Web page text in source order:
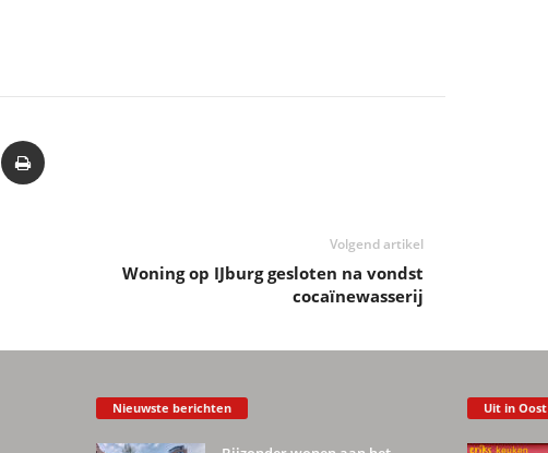
Volgend artikel
Woning op IJburg gesloten na vondst
cocaïnewasserij
Nieuwste berichten Uit in Oost